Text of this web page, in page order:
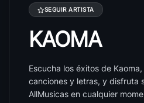
SEGUIR ARTISTA
Canciones de Kaoma:
KAOMA
Escucha los éxitos de
canciones y letras, y disfruta
AllMusicas en cualquier